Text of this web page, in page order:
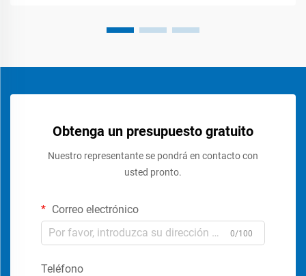
Obtenga un presupuesto gratuito
Nuestro representante se pondrá en contacto con
usted pronto.
Correo electrónico
0/100
Teléfono